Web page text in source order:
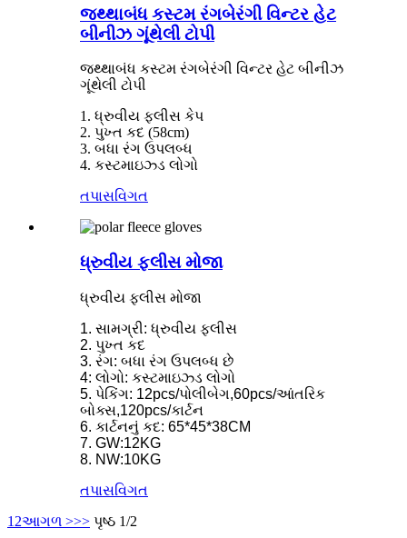
જથ્થાબંધ કસ્ટમ રંગબેરંગી વિન્ટર હેટ
બીનીઝ ગૂંથેલી ટોપી
જથ્થાબંધ કસ્ટમ રંગબેરંગી વિન્ટર હેટ બીનીઝ
ગૂંથેલી ટોપી
1. ધ્રુવીય ફ્લીસ કેપ
2. પુખ્ત કદ (58cm)
3. બધા રંગ ઉપલબ્ધ
4. કસ્ટમાઇઝ્ડ લોગો
તપાસવિગત
ધ્રુવીય ફ્લીસ મોજા
ધ્રુવીય ફ્લીસ મોજા
1. સામગ્રી: ધ્રુવીય ફ્લીસ
2. પુખ્ત કદ
3. રંગ: બધા રંગ ઉપલબ્ધ છે
4: લોગો: કસ્ટમાઇઝ્ડ લોગો
5. પેકિંગ: 12pcs/પોલીબેગ,60pcs/આંતરિક
બોક્સ,120pcs/કાર્ટન
6. કાર્ટનનું કદ: 65*45*38CM
7. GW:12KG
8. NW:10KG
તપાસવિગત
1 2આગળ >>> પૃષ્ઠ 1/2